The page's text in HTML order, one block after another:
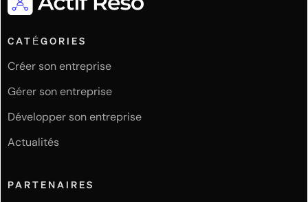
CATÉGORIES
Créer son entreprise
Gérer son entreprise
Développer son entreprise
Actualités
PARTENAIRES